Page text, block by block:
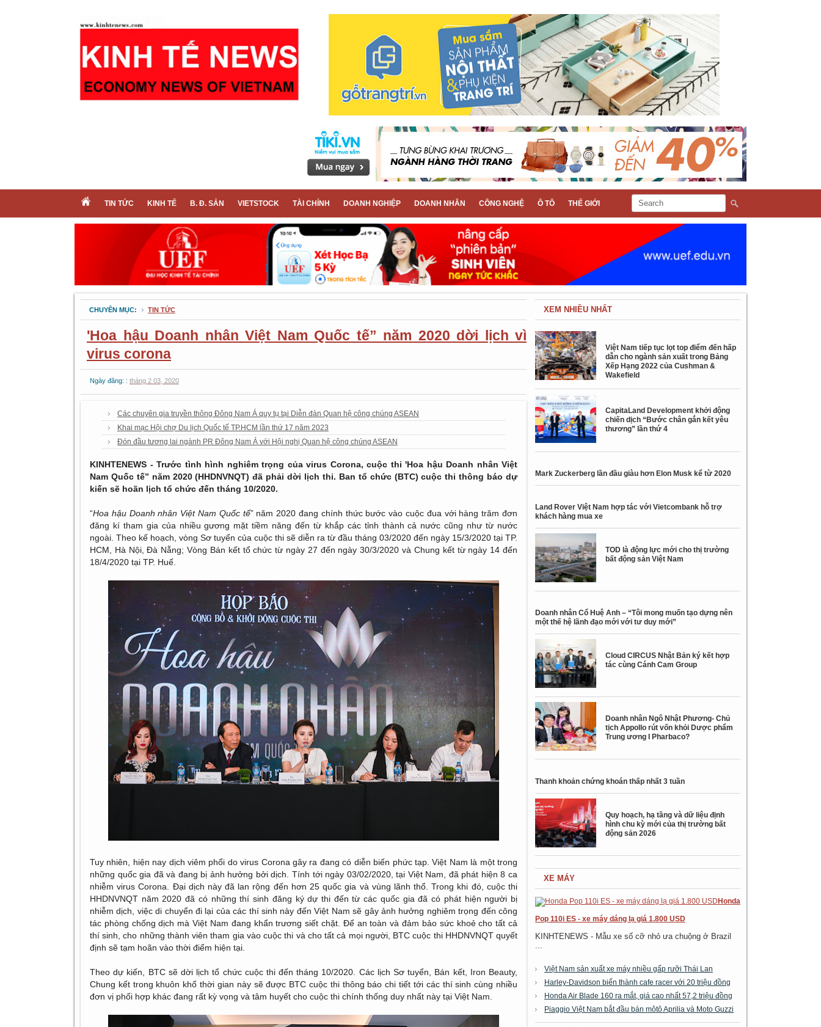
TIN TỨC KINH TẾ B. Đ. SẢN VIETSTOCK TÀI CHÍNH DOANH NGHIỆP DOANH NHÂN CÔNG NGHỆ Ô TÔ THẾ GIỚI
CHUYÊN MỤC: TIN TỨC
'Hoa hậu Doanh nhân Việt Nam Quốc tế” năm 2020 dời lịch vì
virus corona
Ngày đăng: : tháng 2 03, 2020
Các chuyên gia truyền thông Đông Nam Á quy tụ tại Diễn đàn Quan hệ công chúng ASEAN
Khai mạc Hội chợ Du lịch Quốc tế TP.HCM lần thứ 17 năm 2023
Đón đầu tương lai ngành PR Đông Nam Á với Hội nghị Quan hệ công chúng ASEAN
KINHTENEWS - Trước tình hình nghiêm trọng của virus Corona, cuộc thi 'Hoa hậu Doanh nhân Việt
Nam Quốc tế” năm 2020 (HHDNVNQT) đã phải dời lịch thi. Ban tổ chức (BTC) cuộc thi thông báo dự
kiến sẽ hoãn lịch tổ chức đến tháng 10/2020.
“Hoa hậu Doanh nhân Việt Nam Quốc tế” năm 2020 đang chính thức bước vào cuộc đua với hàng trăm đơn
đăng kí tham gia của nhiều gương mặt tiềm năng đến từ khắp các tỉnh thành cả nước cũng như từ nước
ngoài. Theo kế hoạch, vòng Sơ tuyển của cuộc thi sẽ diễn ra từ đầu tháng 03/2020 đến ngày 15/3/2020 tại TP.
HCM, Hà Nội, Đà Nẵng; Vòng Bán kết tổ chức từ ngày 27 đến ngày 30/3/2020 và Chung kết từ ngày 14 đến
18/4/2020 tại TP. Huế.
Tuy nhiên, hiện nay dịch viêm phổi do virus Corona gây ra đang có diễn biến phức tạp. Việt Nam là một trong
những quốc gia đã và đang bị ảnh hưởng bởi dịch. Tính tới ngày 03/02/2020, tại Việt Nam, đã phát hiện 8 ca
nhiễm virus Corona. Đại dịch này đã lan rộng đến hơn 25 quốc gia và vùng lãnh thổ. Trong khi đó, cuộc thi
HHDNVNQT năm 2020 đã có những thí sinh đăng ký dự thi đến từ các quốc gia đã có phát hiện người bị
nhiễm dịch, việc di chuyển đi lại của các thí sinh này đến Việt Nam sẽ gây ảnh hưởng nghiêm trọng đến công
tác phòng chống dịch mà Việt Nam đang khẩn trương siết chặt. Để an toàn và đảm bảo sức khoẻ cho tất cả
thí sinh, cho những thành viên tham gia vào cuộc thi và cho tất cả mọi người, BTC cuộc thi HHDNVNQT quyết
định sẽ tạm hoãn vào thời điểm hiện tại.
Theo dự kiến, BTC sẽ dời lịch tổ chức cuộc thi đến tháng 10/2020. Các lịch Sơ tuyển, Bán kết, Iron Beauty,
Chung kết trong khuôn khổ thời gian này sẽ được BTC cuộc thi thông báo chi tiết tới các thí sinh cùng nhiều
đơn vị phối hợp khác đang rất kỳ vọng và tâm huyết cho cuộc thi chính thống duy nhất này tại Việt Nam.
XEM NHIỀU NHẤT
Việt Nam tiếp tục lọt top điểm đến hấp
dẫn cho ngành sản xuất trong Bảng
Xếp Hạng 2022 của Cushman &
Wakefield
CapitaLand Development khởi động
chiến dịch “Bước chân gắn kết yêu
thương” lần thứ 4
Mark Zuckerberg lần đầu giàu hơn Elon Musk kể từ 2020
Land Rover Việt Nam hợp tác với Vietcombank hỗ trợ
khách hàng mua xe
TOD là động lực mới cho thị trường
bất động sản Việt Nam
Doanh nhân Cổ Huệ Anh – “Tôi mong muốn tạo dựng nên
một thế hệ lãnh đạo mới với tư duy mới”
Cloud CIRCUS Nhật Bản ký kết hợp
tác cùng Cánh Cam Group
Doanh nhân Ngô Nhật Phương- Chủ
tịch Appollo rút vốn khỏi Dược phẩm
Trung ương I Pharbaco?
Thanh khoản chứng khoán thấp nhất 3 tuần
Quy hoạch, hạ tầng và dữ liệu định
hình chu kỳ mới của thị trường bất
động sản 2026
XE MÁY
Honda
Pop 110i ES - xe máy dáng lạ giá 1.800 USD
KINHTENEWS - Mẫu xe số cỡ nhỏ ưa chuộng ở Brazil
...
Việt Nam sản xuất xe máy nhiều gấp rưỡi Thái Lan
Harley-Davidson biến thành cafe racer với 20 triệu đồng
Honda Air Blade 160 ra mắt, giá cao nhất 57,2 triệu đồng
Piaggio Việt Nam bắt đầu bán môtô Aprilia và Moto Guzzi